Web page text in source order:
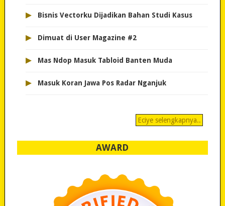
▸ Bisnis Vectorku Dijadikan Bahan Studi Kasus
▸ Dimuat di User Magazine #2
▸ Mas Ndop Masuk Tabloid Banten Muda
▸ Masuk Koran Jawa Pos Radar Nganjuk
Eciye selengkapnya..
AWARD